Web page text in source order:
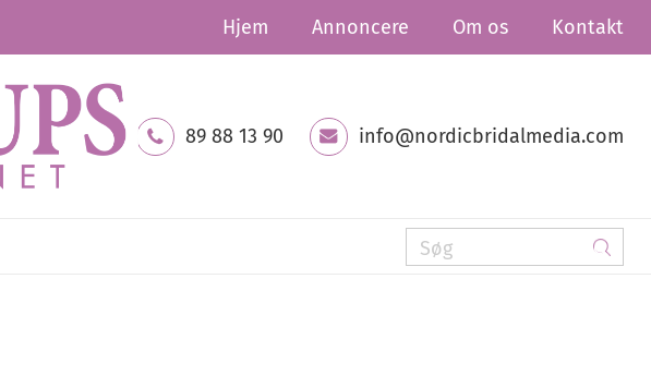
Hjem Annoncere Om os Kontakt
89 88 13 90 info@nordicbridalmedia.com